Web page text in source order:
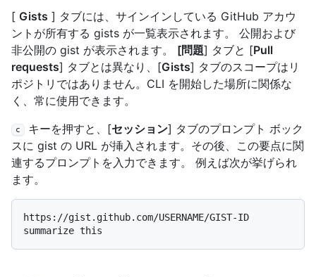
[ Gists ] タブには、サインインしている GitHub アカウ
ントが所有する gists が一覧表示されます。 公開および
非公開の gist が表示されます。 [問題] タブと [Pull
requests] タブとは異なり、[Gists] タブのスコープはリ
ポジトリではありません。CLI を開始した場所に関係な
く、常に使用できます。
c キーを押すと、[セッション] タブのプロンプト ボック
スに gist の URL が挿入されます。その後、この要点に関
連するプロンプトを入力できます。 例えば次が挙げられ
ます。
https://gist.github.com/USERNAME/GIST-ID